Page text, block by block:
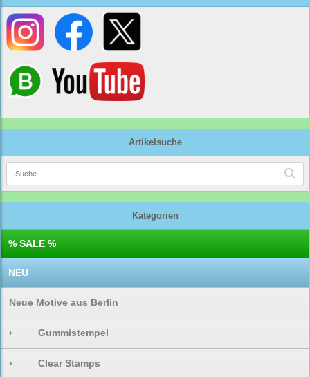
Artikelsuche
Kategorien
% SALE %
NEU
Neue Motive aus Berlin
› Gummistempel
› Clear Stamps